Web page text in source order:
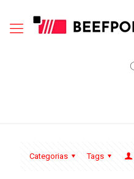
Categorias Tags